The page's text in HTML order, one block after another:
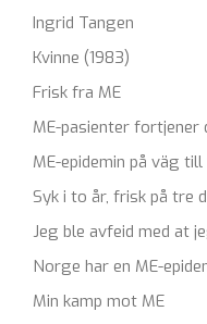
Ingrid Tangen
Kvinne (1983)
Frisk fra ME
ME-pasienter fortjener
ME-epidemin på väg
Syk i to år, frisk på tre
Jeg ble avfeid med at
Norge har en ME-
Min kamp mot ME